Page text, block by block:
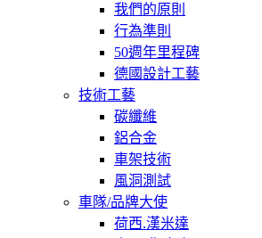
我們的原則
行為準則
50週年里程碑
德國設計工藝
技術工藝
碳纖維
鋁合金
車架技術
風洞測試
車隊/品牌大使
荷西.漢米達